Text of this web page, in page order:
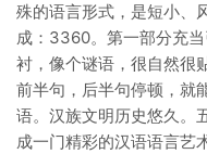
殊的语言形式，是短小、
成：3360。第一部分充
衬，像个谜语，很自然很
前半句，后半句停顿，就
语。汉族文明历史悠久。
成一门精彩的汉语语言艺